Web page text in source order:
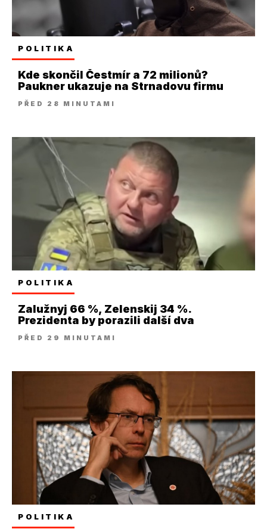
POLITIKA
Kde skončil Čestmír a 72 milionů?
Paukner ukazuje na Strnadovu firmu
PŘED 28 MINUTAMI
POLITIKA
Zalužnyj 66 %, Zelenskij 34 %.
Prezidenta by porazili další dva
PŘED 29 MINUTAMI
POLITIKA